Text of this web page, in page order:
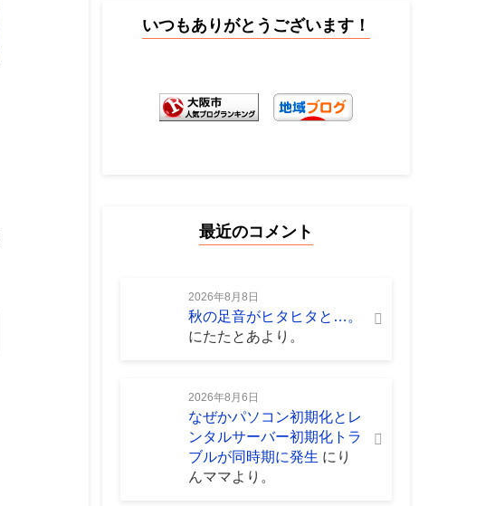
いつもありがとうございます！
最近のコメント
2026年8月8日
秋の足音がヒタヒタと…。
にたたとあより。
2026年8月6日
なぜかパソコン初期化とレ
ンタルサーバー初期化トラ
ブルが同時期に発生 に り
んママより。